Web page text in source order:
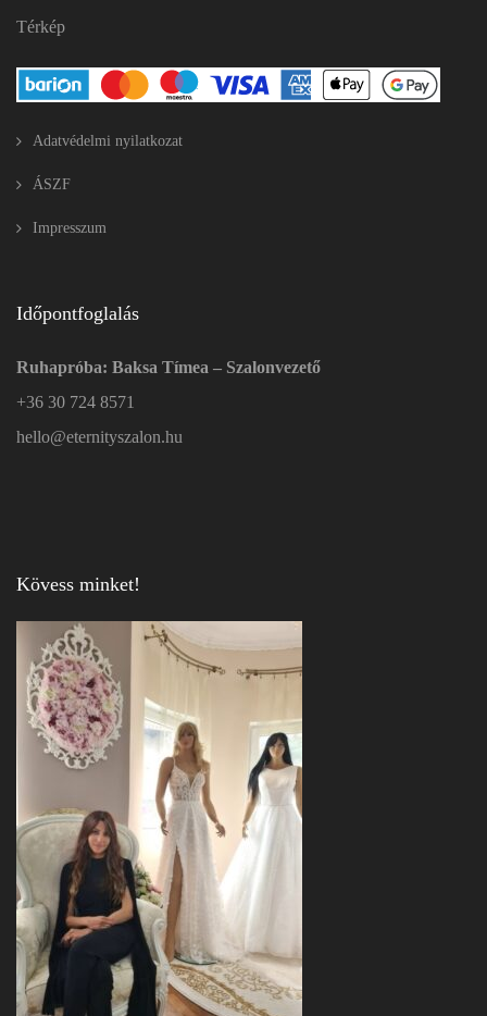
Térkép
Adatvédelmi nyilatkozat
ÁSZF
Impresszum
Időpontfoglalás
Ruhapróba: Baksa Tímea – Szalonvezető
+36 30 724 8571
hello@eternityszalon.hu
Kövess minket!